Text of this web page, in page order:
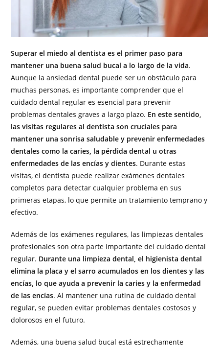
Superar el miedo al dentista es el primer paso para
mantener una buena salud bucal a lo largo de la vida.
Aunque la ansiedad dental puede ser un obstáculo para
muchas personas, es importante comprender que el
cuidado dental regular es esencial para prevenir
problemas dentales graves a largo plazo. En este sentido,
las visitas regulares al dentista son cruciales para
mantener una sonrisa saludable y prevenir enfermedades
dentales como la caries, la pérdida dental u otras
enfermedades de las encías y dientes. Durante estas
visitas, el dentista puede realizar exámenes dentales
completos para detectar cualquier problema en sus
primeras etapas, lo que permite un tratamiento temprano y
efectivo.
Además de los exámenes regulares, las limpiezas dentales
profesionales son otra parte importante del cuidado dental
regular. Durante una limpieza dental, el higienista dental
elimina la placa y el sarro acumulados en los dientes y las
encías, lo que ayuda a prevenir la caries y la enfermedad
de las encías. Al mantener una rutina de cuidado dental
regular, se pueden evitar problemas dentales costosos y
dolorosos en el futuro.
Además, una buena salud bucal está estrechamente